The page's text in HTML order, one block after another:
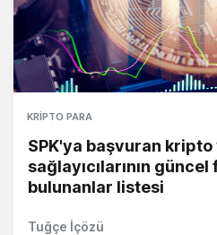
KRIPTO PARA
SPK'ya başvuran kripto
sağlayıcılarının
bulunanlar listesi
Tuğçe İçözü